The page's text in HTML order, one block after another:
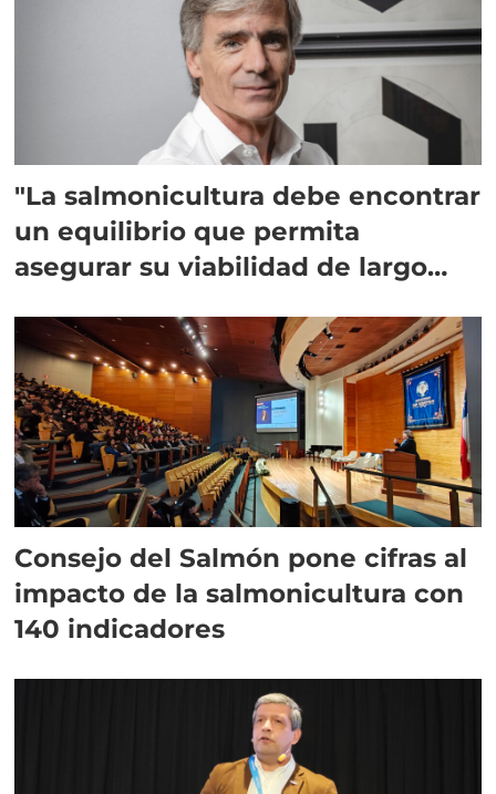
"La salmonicultura debe encontrar
un equilibrio que permita
asegurar su viabilidad de largo
Consejo del Salmón pone cifras al
impacto de la salmonicultura con
140 indicadores